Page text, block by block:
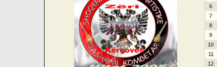
6
7
8
9
10
11
12